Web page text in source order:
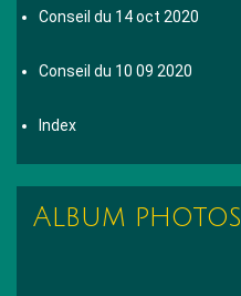
Conseil du 14 oct 2020
Conseil du 10 09 2020
Index
Album photos